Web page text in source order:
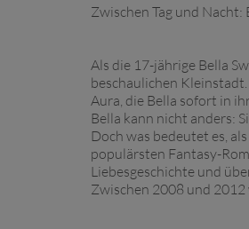
Zwischen Tag und Nacht:
Als die 17-jährige Bella
beschaulichen
Aura, die Bella sofort in
Bella kann nicht anders:
Doch was bedeutet es,
populärsten Fantasy-
Liebesgeschichte und
Zwischen 2008 und